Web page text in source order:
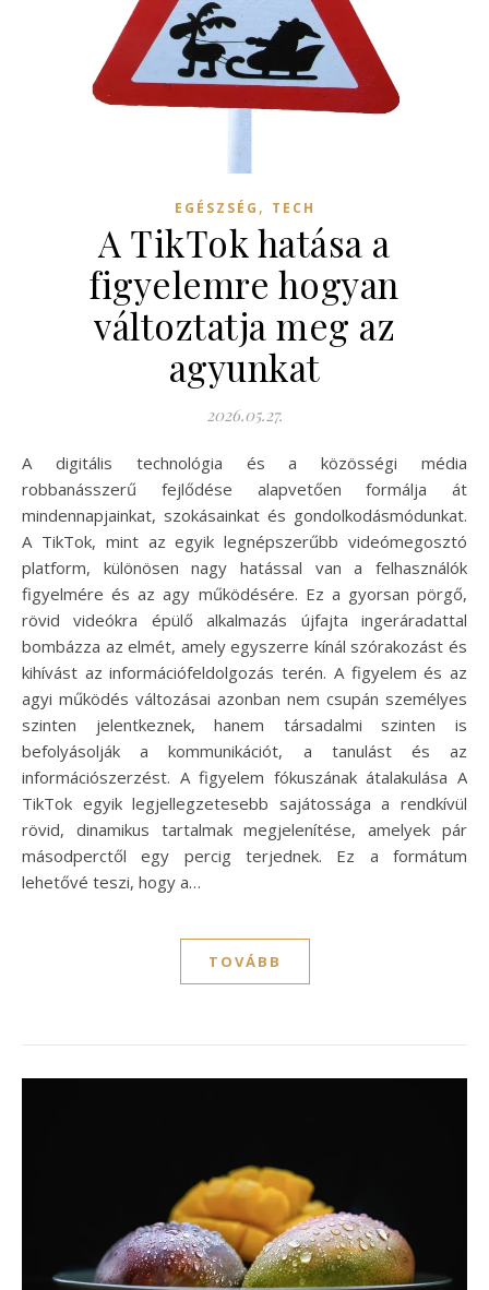
EGÉSZSÉG , TECH
A TikTok hatása a
figyelemre hogyan
változtatja meg az
agyunkat
2026.05.27.
A digitális technológia és a közösségi média
robbanásszerű fejlődése alapvetően formálja át
mindennapjainkat, szokásainkat és gondolkodásmódunkat.
A TikTok, mint az egyik legnépszerűbb videómegosztó
platform, különösen nagy hatással van a felhasználók
figyelmére és az agy működésére. Ez a gyorsan pörgő,
rövid videókra épülő alkalmazás újfajta ingeráradattal
bombázza az elmét, amely egyszerre kínál szórakozást és
kihívást az információfeldolgozás terén. A figyelem és az
agyi működés változásai azonban nem csupán személyes
szinten jelentkeznek, hanem társadalmi szinten is
befolyásolják a kommunikációt, a tanulást és az
információszerzést. A figyelem fókuszának átalakulása A
TikTok egyik legjellegzetesebb sajátossága a rendkívül
rövid, dinamikus tartalmak megjelenítése, amelyek pár
másodperctől egy percig terjednek. Ez a formátum
lehetővé teszi, hogy a…
TOVÁBB